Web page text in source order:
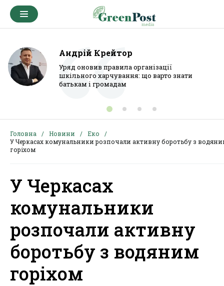
Андрій Крейтор
Уряд оновив правила організації
шкільного харчування: що варто знати
батькам і громадам
Головна Новини
Еко
У Черкасах комунальники розпочали активну боротьбу з
горіхом
У Черкасах
комунальники
розпочали активну
боротьбу з водяним
горіхом